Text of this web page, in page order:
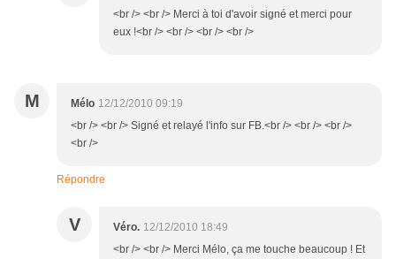
<br /> <br /> Merci à toi d'avoir signé et merci pour
eux !<br /> <br /> <br /> <br />
M Mélo 12/12/2010 09:19
<br /> <br /> Signé et relayé l'info sur FB.<br /> <br /> <br />
<br />
Répondre
V Véro. 12/12/2010 18:49
<br /> <br /> Merci Mélo, ça me touche beaucoup ! Et